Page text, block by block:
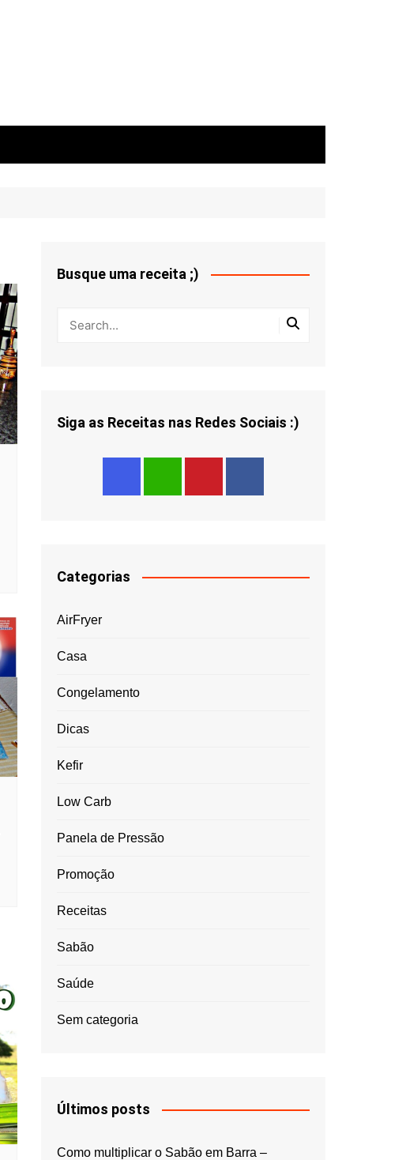
Busque uma receita ;)
Siga as Receitas nas Redes Sociais :)
Categorias
AirFryer
Casa
Congelamento
Dicas
Kefir
Low Carb
Panela de Pressão
Promoção
Receitas
Sabão
Saúde
Sem categoria
Últimos posts
Como multiplicar o Sabão em Barra –